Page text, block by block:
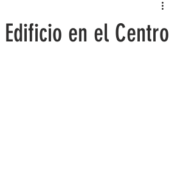
en el Centro